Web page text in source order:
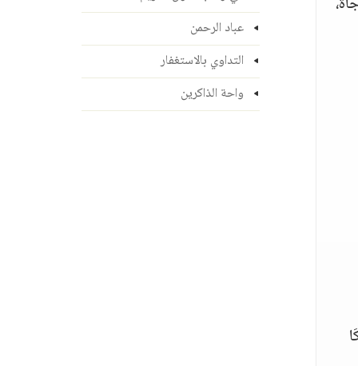
عباد الرحمن
التداوي بالاستغفار
واحة الذاكرين